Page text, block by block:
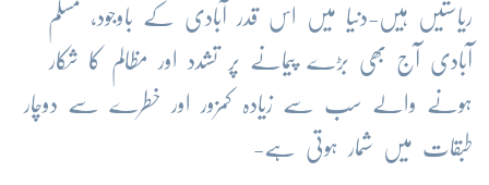
ریاستیں ہیں-دنیا میں اس قدر آبادی کے باوجود، مسلم
آبادی آج بھی بڑے پیمانے پر تشدد اور مظالم کا شکار
ہونے والے سب سے زیادہ کمزور اور خطرے سے دوچار
طبقات میں شمار ہوتی ہے-